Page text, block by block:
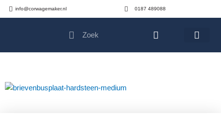
naar
info@corwagemaker.nl 0187 489088
Cart